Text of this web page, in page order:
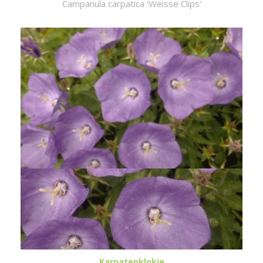
Campanula carpatica 'Weisse Clips'